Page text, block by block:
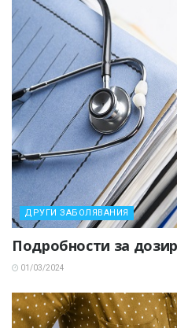
ДРУГИ ЗАБОЛЯВАНИЯ
Подробности за
01/03/2024